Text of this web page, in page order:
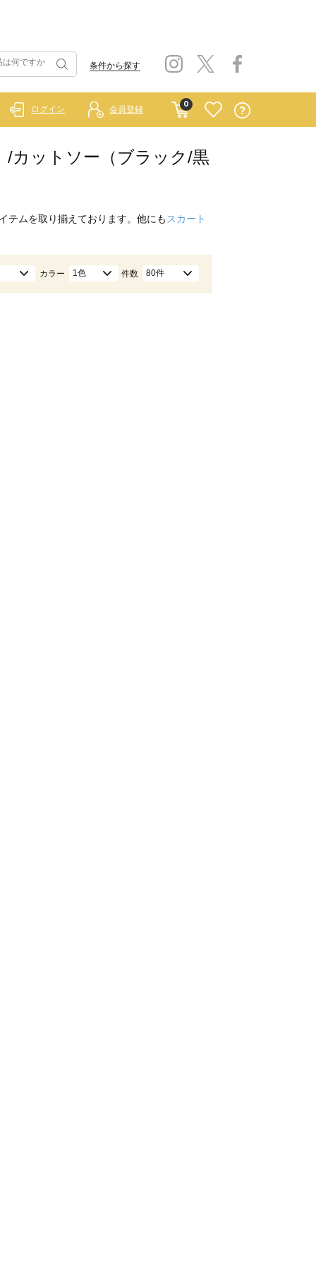
条件から探す
0
ログイン 会員登録
/カットソー（ブラック/黒
テムを取り揃えております。他にも スカート
カラー 1色 件数 80件